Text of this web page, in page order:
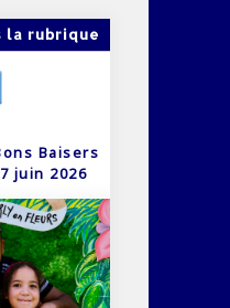
la rubrique
Baisers
juin 2026